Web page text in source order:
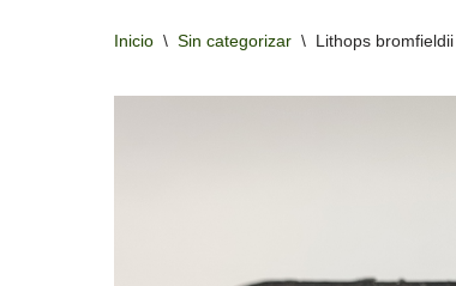
Inicio \ Sin categorizar \ Lithops bromfieldii